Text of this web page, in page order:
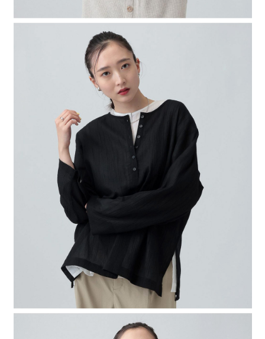
５．嚴禁一人註冊多個帳號或使用他人資訊註冊。若發現惡意使用之情形，
恩沛科技股份有限公司將有權停止該用戶之使用額度並採取法律行動。